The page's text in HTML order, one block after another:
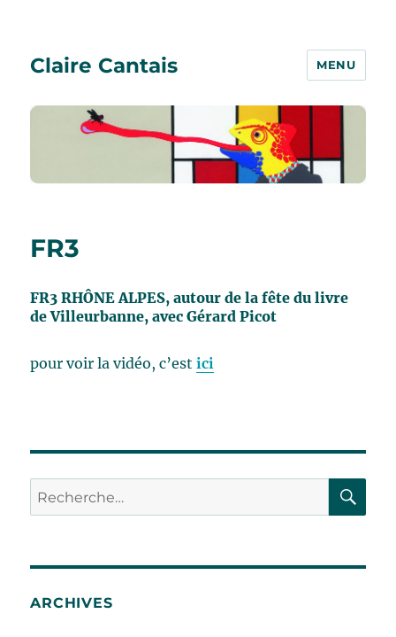
Claire Cantais MENU
FR3
FR3 RHÔNE ALPES, autour de la fête du livre
de Villeurbanne, avec Gérard Picot
pour voir la vidéo, c’estici
Recherche
pour :
ARCHIVES